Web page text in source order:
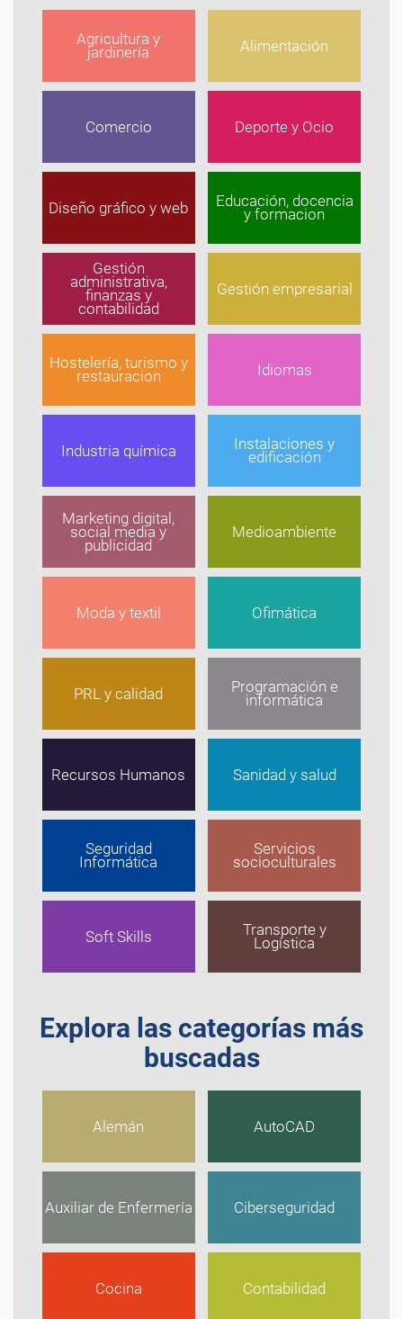
Agricultura y
jardinería Alimentación
Comercio Deporte y Ocio
Diseño gráfico y web Educación, docencia
y formacion
Gestión
administrativa,
finanzas y
contabilidad
Gestión empresarial
Hostelería, turismo y
restauracion Idiomas
Industria química Instalaciones y
edificación
Marketing digital,
social media y
publicidad
Medioambiente
Moda y textil Ofimática
PRL y calidad Programación e
informática
Recursos Humanos Sanidad y salud
Seguridad
Informática
Servicios
socioculturales
Soft Skills Transporte y
Logística
Explora las categorías más
buscadas
Alemán AutoCAD
Auxiliar de Enfermería Ciberseguridad
Cocina Contabilidad